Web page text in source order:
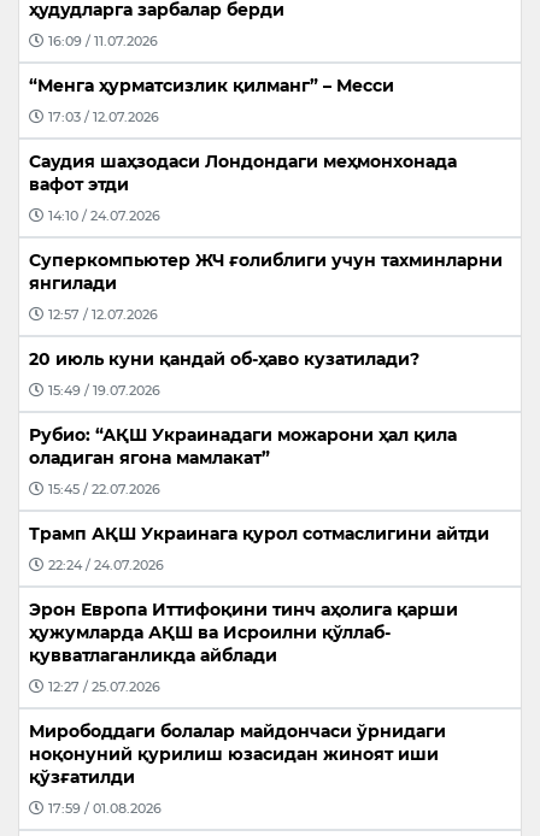
ҳудудларга зарбалар берди
16:09 / 11.07.2026
“Менга ҳурматсизлик қилманг” – Месси
17:03 / 12.07.2026
Саудия шаҳзодаси Лондондаги меҳмонхонада
вафот этди
14:10 / 24.07.2026
Суперкомпьютер ЖЧ ғолиблиги учун тахминларни
янгилади
12:57 / 12.07.2026
20 июль куни қандай об-ҳаво кузатилади?
15:49 / 19.07.2026
Рубио: “АҚШ Украинадаги можарони ҳал қила
оладиган ягона мамлакат”
15:45 / 22.07.2026
Трамп АҚШ Украинага қурол сотмаслигини айтди
22:24 / 24.07.2026
Эрон Европа Иттифоқини тинч аҳолига қарши
ҳужумларда АҚШ ва Исроилни қўллаб-
қувватлаганликда айблади
12:27 / 25.07.2026
Мирободдаги болалар майдончаси ўрнидаги
ноқонуний қурилиш юзасидан жиноят иши
қўзғатилди
17:59 / 01.08.2026